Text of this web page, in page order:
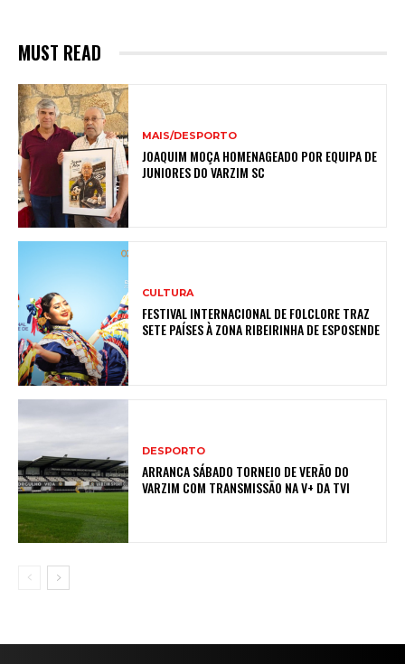
MUST READ
MAIS/DESPORTO
JOAQUIM MOÇA HOMENAGEADO POR EQUIPA DE
JUNIORES DO VARZIM SC
CULTURA
FESTIVAL INTERNACIONAL DE FOLCLORE TRAZ
SETE PAÍSES À ZONA RIBEIRINHA DE ESPOSENDE
DESPORTO
ARRANCA SÁBADO TORNEIO DE VERÃO DO
VARZIM COM TRANSMISSÃO NA V+ DA TVI